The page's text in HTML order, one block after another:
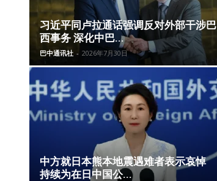
习近平同卢拉通话强调反对外部干涉巴
西事务 深化中巴...
巴中通讯社 - 2026年7月30日
中方就日本熊本地震遇难者表示哀悼
持续为在日中国公...